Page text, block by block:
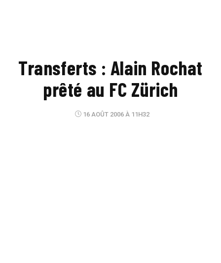
Transferts : Alain Rochat
prêté au FC Zürich
16 AOÛT 2006 À 11H32